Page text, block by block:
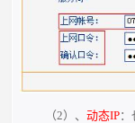
（2）、 动态IP：